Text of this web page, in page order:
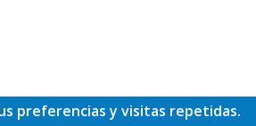
preferencias y visitas repetidas.